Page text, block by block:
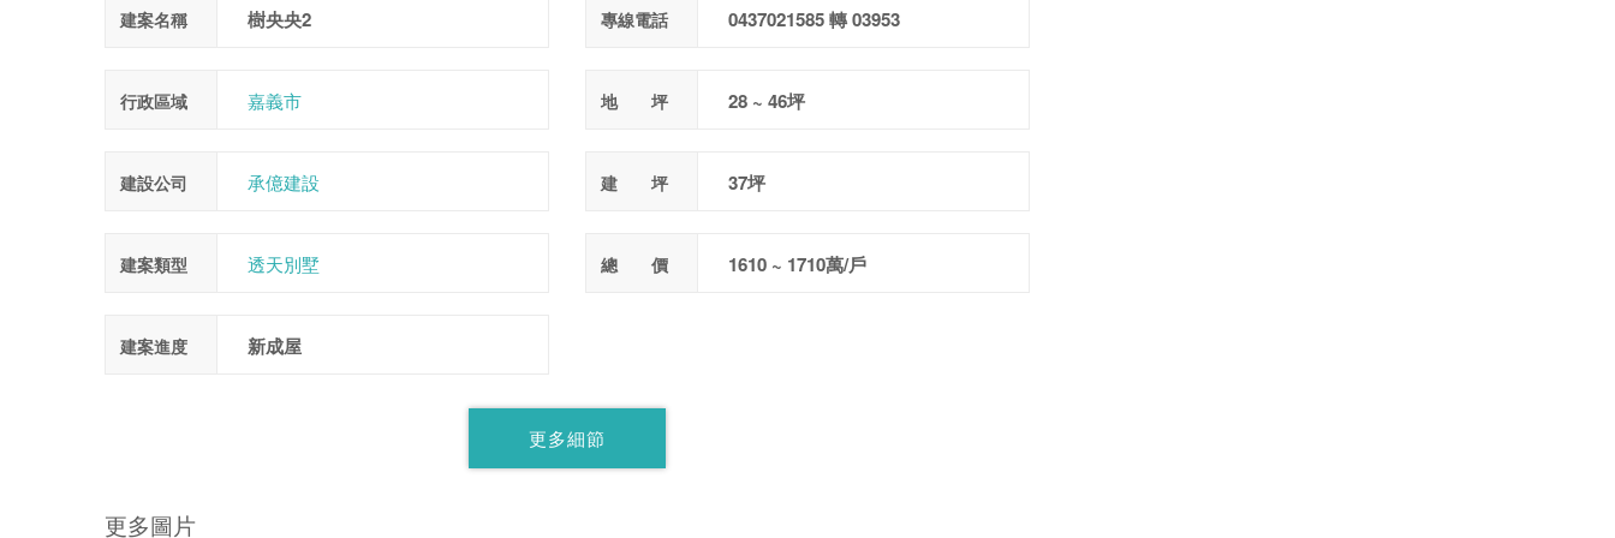
建案名稱 樹央央2
行政區域 嘉義市
建設公司 承億建設
建案類型 透天別墅
建案進度 新成屋
專線電話 0437021585 轉 03953
地 坪 28 ~ 46坪
建 坪 37坪
總 價 1610 ~ 1710萬/戶
更多細節
更多圖片